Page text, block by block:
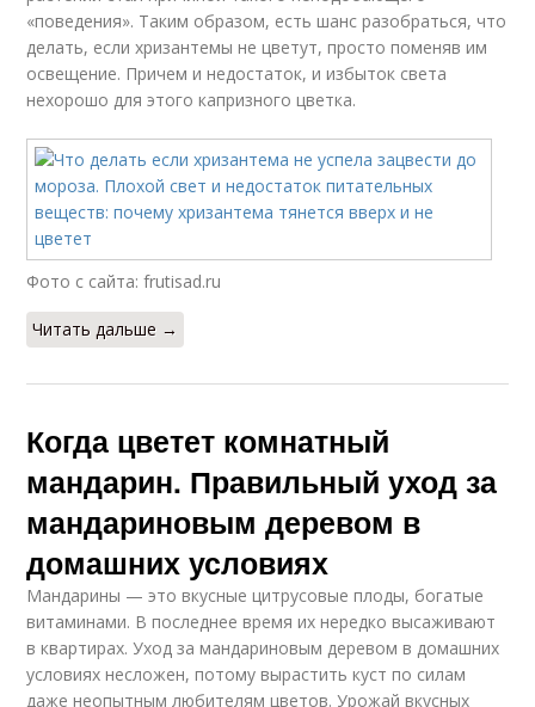
«поведения». Таким образом, есть шанс разобраться, что
делать, если хризантемы не цветут, просто поменяв им
освещение. Причем и недостаток, и избыток света
нехорошо для этого капризного цветка.
Фото с сайта: frutisad.ru
Читать дальше →
Когда цветет комнатный
мандарин. Правильный уход за
мандариновым деревом в
домашних условиях
Мандарины — это вкусные цитрусовые плоды, богатые
витаминами. В последнее время их нередко высаживают
в квартирах. Уход за мандариновым деревом в домашних
условиях несложен, потому вырастить куст по силам
даже неопытным любителям цветов. Урожай вкусных